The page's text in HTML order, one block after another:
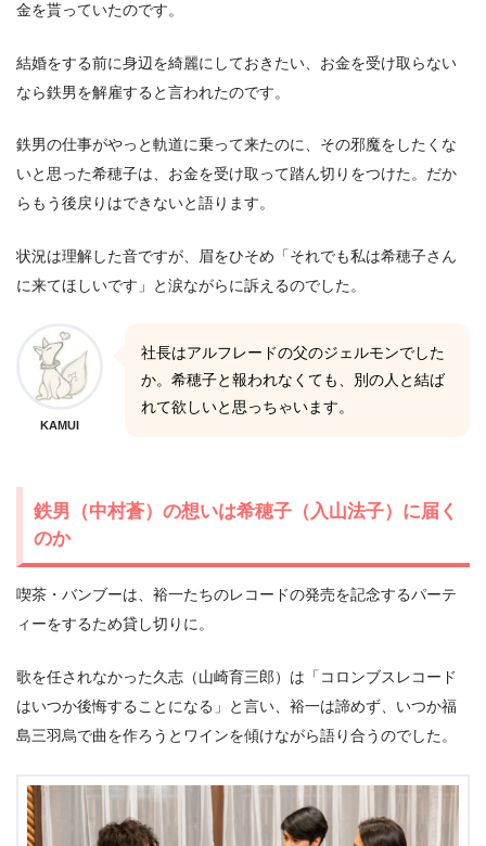
金を貰っていたのです。
結婚をする前に身辺を綺麗にしておきたい、お金を受け取らない
なら鉄男を解雇すると言われたのです。
鉄男の仕事がやっと軌道に乗って来たのに、その邪魔をしたくな
いと思った希穂子は、お金を受け取って踏ん切りをつけた。だか
らもう後戻りはできないと語ります。
状況は理解した音ですが、眉をひそめ「それでも私は希穂子さん
に来てほしいです」と涙ながらに訴えるのでした。
KAMUI
社長はアルフレードの父のジェルモンでした
か。希穂子と報われなくても、別の人と結ば
れて欲しいと思っちゃいます。
鉄男（中村蒼）の想いは希穂子（入山法子）に届く
のか
喫茶・バンブーは、裕一たちのレコードの発売を記念するパーテ
ィーをするため貸し切りに。
歌を任されなかった久志（山崎育三郎）は「コロンブスレコード
はいつか後悔することになる」と言い、裕一は諦めず、いつか福
島三羽烏で曲を作ろうとワインを傾けながら語り合うのでした。